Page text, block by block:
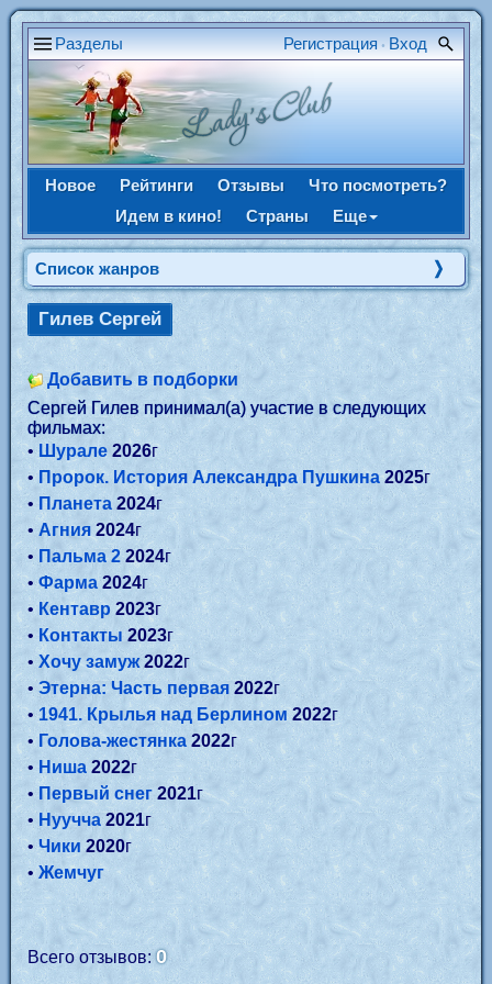
Разделы Регистрация • Вход
Новое Рейтинги Отзывы
Что посмотреть?
Идем в кино!
Страны Еще
Список жанров
Гилев Сергей
Добавить в подборки
Сергей Гилев принимал(а) участие в следующих
фильмах:
• Шурале 2026г
• Пророк. История Александра Пушкина 2025г
• Планета 2024г
• Агния 2024г
• Пальма 2 2024г
•Фарма 2024г
• Кентавр 2023г
• Контакты 2023г
• Хочу замуж 2022г
• Этерна: Часть первая 2022г
•1941. Крылья над Берлином 2022г
• Голова-жестянка 2022г
• Ниша 2022г
• Первый снег 2021г
• Нуучча 2021г
•Чики 2020г
• Жемчуг
Всего отзывов:0